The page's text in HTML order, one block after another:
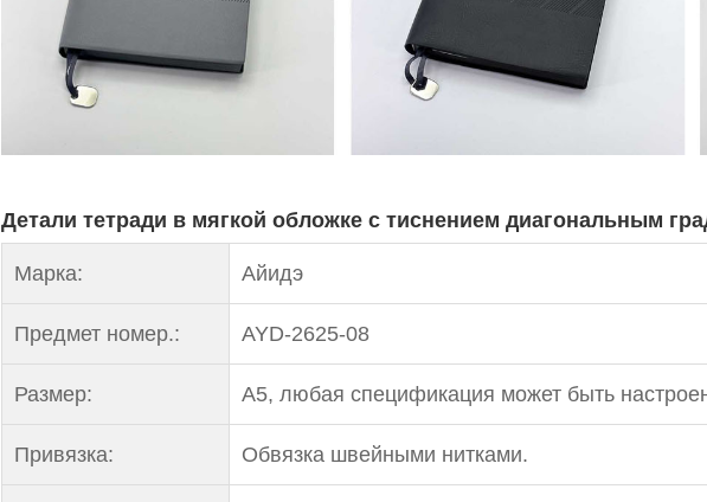
Детали тетради в мягкой обложке с тиснением диагональным
Марка: Айидэ
Предмет номер.: AYD-2625-08
Размер: A5, любая спецификация может быть
Привязка: Обвязка швейными нитками.